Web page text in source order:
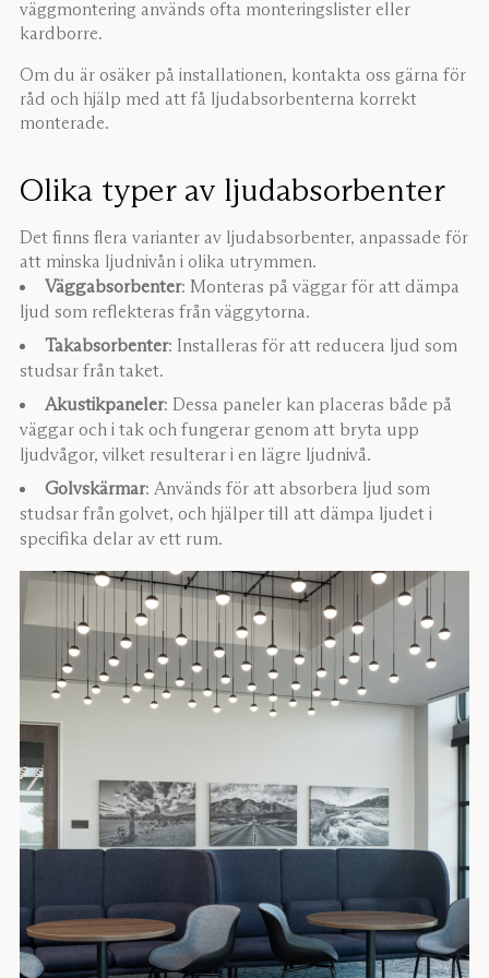
väggmontering används ofta monteringslister eller
kardborre.
Om du är osäker på installationen, kontakta oss gärna för
råd och hjälp med att få ljudabsorbenterna korrekt
monterade.
Olika typer av ljudabsorbenter
Det finns flera varianter av ljudabsorbenter, anpassade för
att minska ljudnivån i olika utrymmen.
Väggabsorbenter: Monteras på väggar för att dämpa
ljud som reflekteras från väggytorna.
Takabsorbenter: Installeras för att reducera ljud som
studsar från taket.
Akustikpaneler: Dessa paneler kan placeras både på
väggar och i tak och fungerar genom att bryta upp
ljudvågor, vilket resulterar i en lägre ljudnivå.
Golvskärmar: Används för att absorbera ljud som
studsar från golvet, och hjälper till att dämpa ljudet i
specifika delar av ett rum.